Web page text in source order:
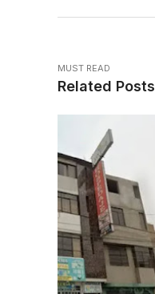
MUST READ
Related Posts